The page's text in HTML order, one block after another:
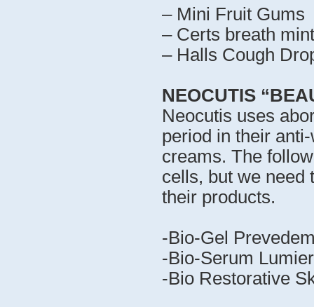
– Mini Fruit Gums
– Certs breath
– Halls Cough
NEOCUTIS
Neocutis uses
period in their
creams. The
cells, but we need
their products.
-Bio-Gel
-Bio-Serum
-Bio Restorative